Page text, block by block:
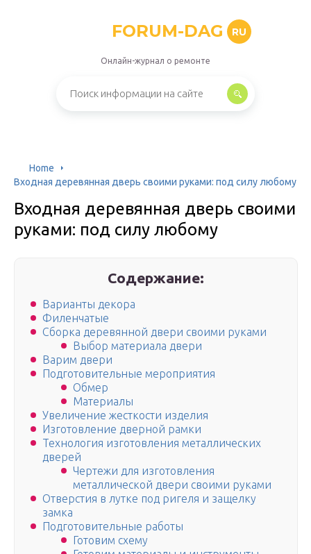
FORUM-DAG RU
Онлайн-журнал о ремонте
Home
Входная деревянная дверь своими руками: под силу любому
Входная деревянная дверь своими
руками: под силу любому
Содержание:
Варианты декора
Филенчатые
Сборка деревянной двери своими руками
Выбор материала двери
Варим двери
Подготовительные мероприятия
Обмер
Материалы
Увеличение жесткости изделия
Изготовление дверной рамки
Технология изготовления металлических
дверей
Чертежи для изготовления
металлической двери своими руками
Отверстия в лутке под ригеля и защелку
замка
Подготовительные работы
Готовим схему